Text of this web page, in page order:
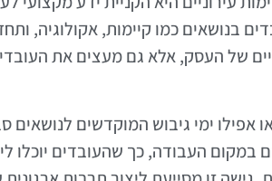
בנושאים כמו קיימות, אקולוגיה,
של העסק, אלא גם מעצים את
אפילו ימי גיבוש המוקדשים לנושאים
במקום העבודה, כך שהעובדים יוכלו